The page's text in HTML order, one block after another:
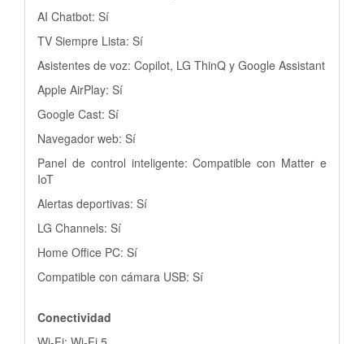
AI Chatbot: Sí
TV Siempre Lista: Sí
Asistentes de voz: Copilot, LG ThinQ y Google Assistant
Apple AirPlay: Sí
Google Cast: Sí
Navegador web: Sí
Panel de control inteligente: Compatible con Matter e
IoT
Alertas deportivas: Sí
LG Channels: Sí
Home Office PC: Sí
Compatible con cámara USB: Sí
Conectividad